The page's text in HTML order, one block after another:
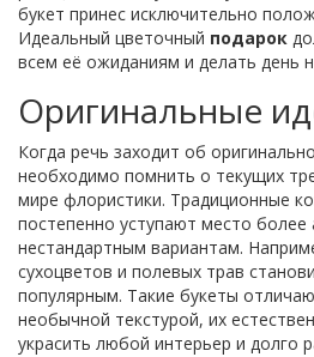
букет принес исключительно
Идеальный цветочный подарок
всем её ожиданиям и делать день
Оригинальные
Когда речь заходит об
необходимо помнить о текущих
мире флористики. Традиционные
постепенно уступают место более
нестандартным вариантам.
сухоцветов и полевых трав
популярным. Такие букеты
необычной текстурой, их
украсить любой интерьер и долго